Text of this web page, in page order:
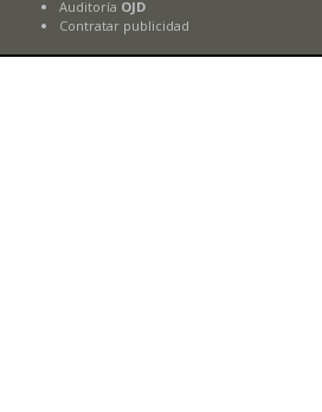
Auditoría OJD
Contratar publicidad